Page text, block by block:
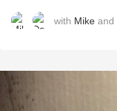
with Mike and